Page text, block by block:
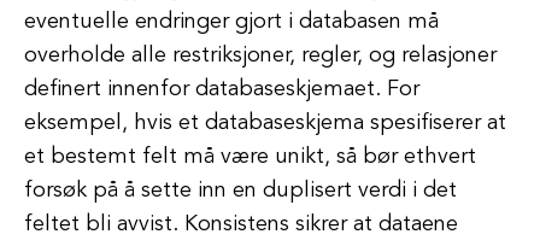
eventuelle endringer gjort i databasen må
overholde alle restriksjoner, regler, og relasjoner
definert innenfor databaseskjemaet. For
eksempel, hvis et databaseskjema spesifiserer at
et bestemt felt må være unikt, så bør ethvert
forsøk på å sette inn en duplisert verdi i det
feltet bli avvist. Konsistens sikrer at dataene